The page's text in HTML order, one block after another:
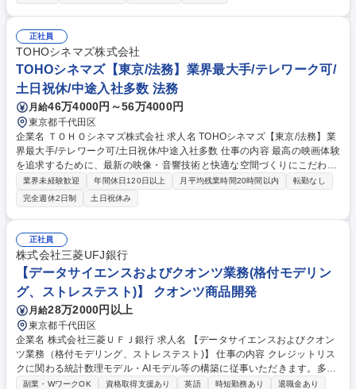
作成までを一貫して担います。対象は本社・支店・グループ会社など約20
拠点で、3名体制にて年間5～6拠点を同時並行で監査します。1拠点につ
き2～3ヶ月を要し、2～3ヶ月に1回程度、2～3日間の出張が発生します。
また、コンプライアンス調査では、ハラスメント等の事案に対し2人1組で
事実確認を行い、必要に応じて外部委託先と連携して報告書を作成しま
す。 募集職種 【東京/内部監査】商船三井100%出資会社/フレックス制/年
休130日/働き方◎
正社員
TOHOシネマズ株式会社
TOHOシネマズ【東京/法務】業界最大手/テレワーク可/
土日祝休/中途入社多数 法務
月給46万4000円～56万4000円
東京都千代田区
企業名 ＴＯＨＯシネマズ株式会社 求人名 TOHOシネマズ【東京/法務】業
界最大手/テレワーク可/土日祝休/中途入社多数 仕事の内容 最高の映画体験
を追求するために、最新の映像・音響技術と快適な空間づくりにこだわる
映画館「ＴＯＨＯシネマズ」を運営する当社にて、法務担当として法務関
連業務をお任せいたします。 【詳細】■契約書関係（審査、作成、作成支
援） ■社内規程、規約等の作成、アップデート、法令（改正）対応 ■劇場
などで起きるトラブル事案の相談受付、問い合わせ対応 ■リスクマネジメ
ント体制の構築■契約書管理システムの整備 ■債権回収・小規模な訴訟対
応（規模次第ではグループの顧問弁護士の協力を得て対応） ■コンプライ
アンス研修（劇場などで起きる事案の相談受け付け） 募集職種 TOHOシ
ネマズ【東京/法務】業界最大手/テレワーク可/土日祝休/中途入社多数
業界未経験歓迎 年間休日120日以上 月平均残業時間20時間以内
転勤なし
完全週休2日制
土日祝休み
正社員
株式会社三菱UFJ銀行
【データサイエンスおよびクオンツ業務(格付モデリン
グ、ストレステスト)】 クオンツ商品開発
月給28万2000円以上
東京都千代田区
企業名 株式会社三菱ＵＦＪ銀行 求人名 【データサイエンスおよびクオン
ツ業務（格付モデリング、ストレステスト)】 仕事の内容 クレジットリス
クに関わる統計数理モデル・AIモデル等の構築に従事いただきます。多種
多様なビックデータ・機械学習モデル等を金融業務全般に活用していくプ
副業・WワークOK 資格取得支援あり 英語 時短勤務あり
退職金あり